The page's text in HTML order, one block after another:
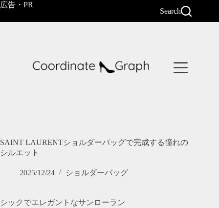
コ
テ
広告・PR
Search
SAINT LAURENTショルダーバッグで完成する憧れの
シルエット
2025/12/24 ショルダーバッグ
シックでエレガントなサンローラン